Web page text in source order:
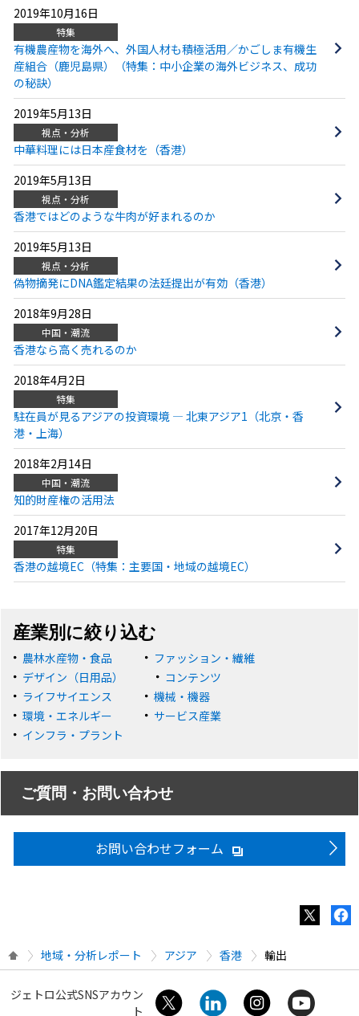
2019年10月16日
特集
有機農産物を海外へ、外国人材も積極活用／かごしま有機生
産組合（鹿児島県）（特集：中小企業の海外ビジネス、成功
の秘訣）
2019年5月13日
視点・分析
中華料理には日本産食材を（香港）
2019年5月13日
視点・分析
香港ではどのような牛肉が好まれるのか
2019年5月13日
視点・分析
偽物摘発にDNA鑑定結果の法廷提出が有効（香港）
2018年9月28日
中国・潮流
香港なら高く売れるのか
2018年4月2日
特集
駐在員が見るアジアの投資環境 ― 北東アジア1（北京・香
港・上海）
2018年2月14日
中国・潮流
知的財産権の活用法
2017年12月20日
特集
香港の越境EC（特集：主要国・地域の越境EC）
産業別に絞り込む
農林水産物・食品
ファッション・繊維
デザイン（日用品）
コンテンツ
ライフサイエンス
機械・機器
環境・エネルギー
サービス産業
インフラ・プラント
ご質問・お問い合わせ
お問い合わせフォーム
地域・分析レポート アジア 香港 輸出
ジェトロ公式SNSアカウン
ト